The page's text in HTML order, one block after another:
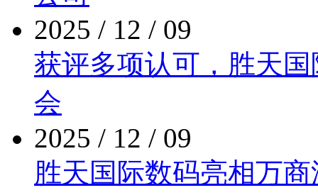
2025 / 12 / 09
获评多项认可，胜
会
2025 / 12 / 09
胜天国际数码亮相万商